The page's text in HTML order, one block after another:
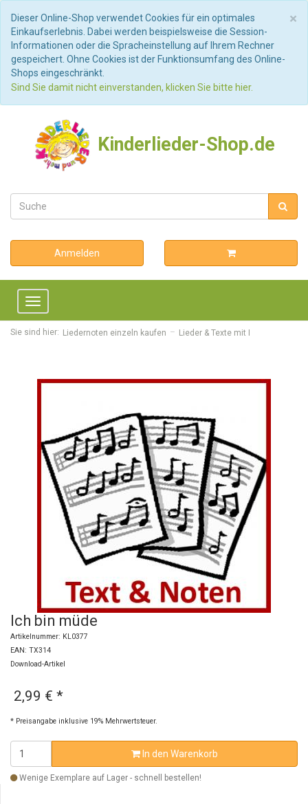
×
Dieser Online-Shop verwendet Cookies für ein optimales
Einkaufserlebnis. Dabei werden beispielsweise die Session-
Informationen oder die Spracheinstellung auf Ihrem Rechner
gespeichert. Ohne Cookies ist der Funktionsumfang des Online-
Shops eingeschränkt.
Sind Sie damit nicht einverstanden, klicken Sie bitte hier.
Kinderlieder-Shop.de
Anmelden
Toggle
navigation
Sie sind hier: Liedernoten einzeln kaufen Lieder & Texte mit I
Ich bin müde
Artikelnummer: KL0377
EAN: TX314
Download-Artikel
2,99 € *
* Preisangabe inklusive 19% Mehrwertsteuer.
In den Warenkorb
Wenige Exemplare auf Lager - schnell bestellen!